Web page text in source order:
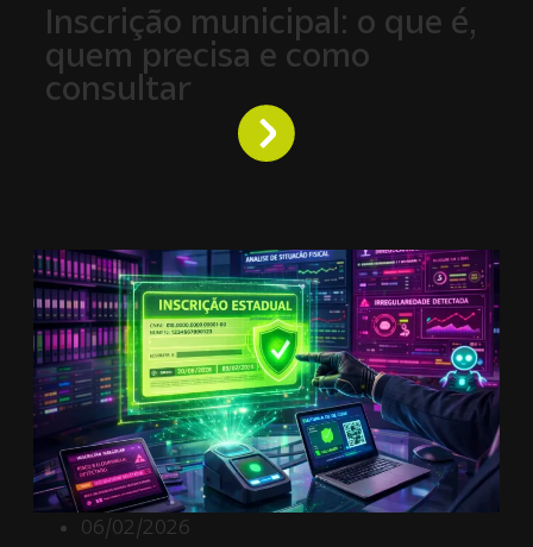
Inscrição municipal: o que é,
quem precisa e como
consultar
06/02/2026